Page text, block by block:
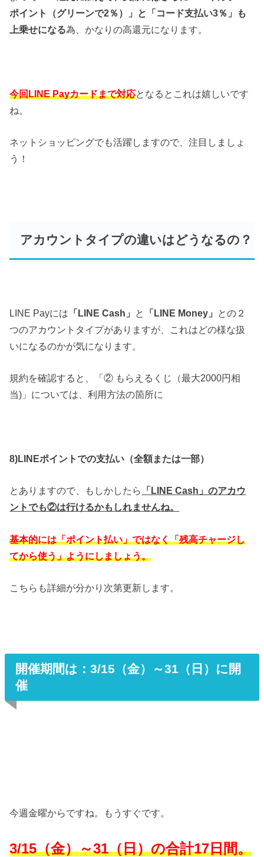
ポイント（グリーンで2％）」と「コード支払い3％」も
上乗せになる為、かなりの高還元になります。
今回LINE Payカードまで対応となるとこれは嬉しいです
ね。
ネットショッピングでも活躍しますので、注目しましょ
う！
アカウントタイプの違いはどうなるの？
LINE Payには 「LINE Cash」 と 「LINE Money」 との２
つのアカウントタイプがありますが、これはどの様な扱
いになるのかが気になります。
規約を確認すると、「② もらえるくじ（最大2000円相
当)」については、利用方法の箇所に
8)LINEポイントでの支払い（全額または一部）
とありますので、もしかしたら
「LINE Cash」のアカウ
ントでも②は行けるかもしれませんね。
基本的には「ポイント払い」ではなく「残高チャージし
てから使う」ようにしましょう。
こちらも詳細が分かり次第更新します。
開催期間は：3/15（金）～31（日）に開
催
今週金曜からですね。もうすぐです。
3/15（金）～31（日）の合計17日間。